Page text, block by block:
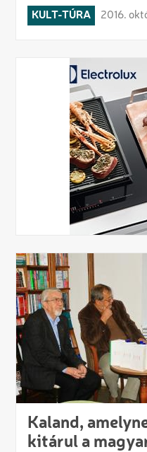
KULT-TÚRA 2016.
Kaland,
kitárul a